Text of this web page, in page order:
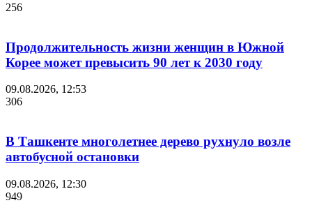
256
Продолжительность жизни женщин в Южной
Корее может превысить 90 лет к 2030 году
09.08.2026, 12:53
306
В Ташкенте многолетнее дерево рухнуло возле
автобусной остановки
09.08.2026, 12:30
949